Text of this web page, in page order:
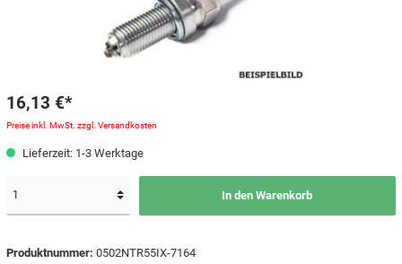
16,13 €*
Preise inkl. MwSt. zzgl. Versandkosten
Lieferzeit: 1-3 Werktage
In den Warenkorb
Produktnummer: 0502NTR55IX-7164